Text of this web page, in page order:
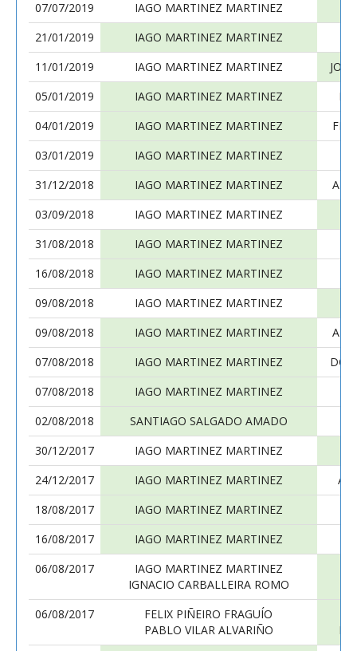
07/07/2019 IAGO MARTINEZ MARTINEZ
21/01/2019
IAGO MARTINEZ MARTINEZ
11/01/2019
IAGO MARTINEZ MARTINEZ
05/01/2019
IAGO MARTINEZ MARTINEZ
04/01/2019
IAGO MARTINEZ MARTINEZ
03/01/2019
IAGO MARTINEZ MARTINEZ
31/12/2018
IAGO MARTINEZ MARTINEZ
03/09/2018
IAGO MARTINEZ MARTINEZ
31/08/2018
IAGO MARTINEZ MARTINEZ
16/08/2018
IAGO MARTINEZ MARTINEZ
09/08/2018
IAGO MARTINEZ MARTINEZ
09/08/2018
IAGO MARTINEZ MARTINEZ
07/08/2018
IAGO MARTINEZ MARTINEZ
07/08/2018
IAGO MARTINEZ MARTINEZ
02/08/2018
SANTIAGO SALGADO AMADO
30/12/2017
IAGO MARTINEZ MARTINEZ
24/12/2017
IAGO MARTINEZ MARTINEZ
18/08/2017
IAGO MARTINEZ MARTINEZ
16/08/2017
IAGO MARTINEZ MARTINEZ
06/08/2017
IAGO MARTINEZ MARTINEZ
IGNACIO CARBALLEIRA ROMO
06/08/2017
FELIX PIÑEIRO FRAGUÍO
PABLO VILAR ALVARIÑO